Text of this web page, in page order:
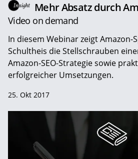
Mehr Absatz durch
Video on demand
In diesem Webinar zeigt Amazon-
Schultheis die Stellschrauben
Amazon-SEO-Strategie sowie
erfolgreicher Umsetzungen.
25. Okt 2017